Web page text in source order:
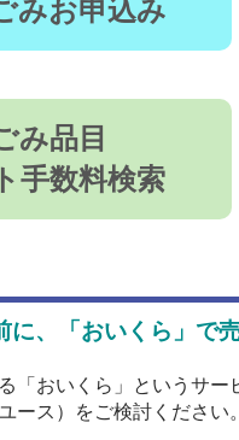
みお申込み
み品目
手数料検索
に、「おいくら」で
「おいくら」というサ
ース）をご検討ください。